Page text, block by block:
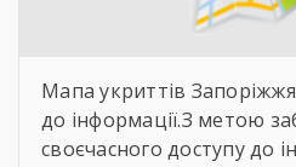
Мапа укриттів
до інформації.З метою
своєчасного доступу до